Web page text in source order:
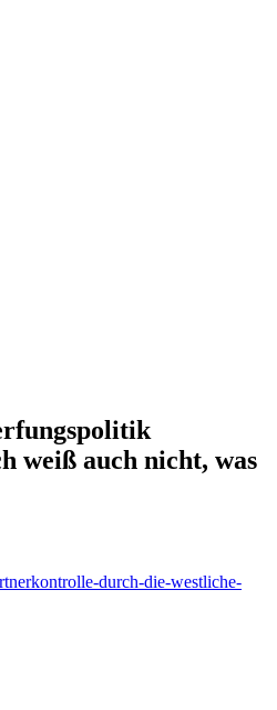
weiß auch nicht, was
durch-die-westliche-